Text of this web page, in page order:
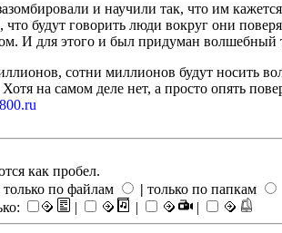
и научили так, что им
что будут говорить люди вокруг они
И для этого и был придуман волшебный
сотни миллионов будут носить
на самом деле нет, а просто опять
как пробел.
только по файлам | только по папкам
| | |